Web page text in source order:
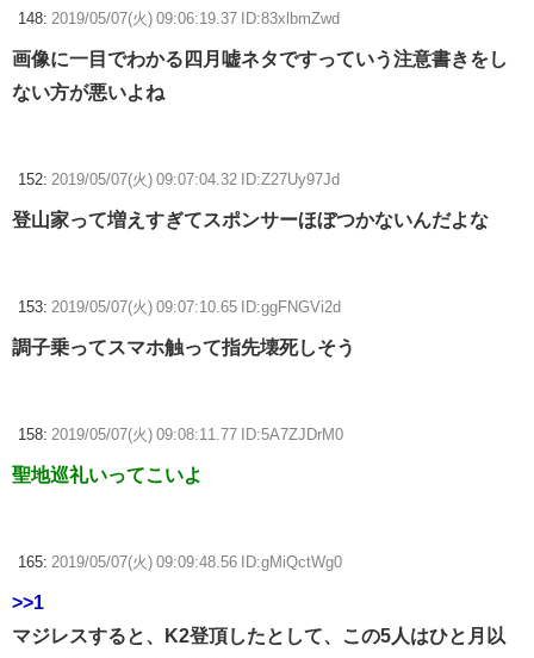
148: 2019/05/07(火) 09:06:19.37 ID:83xlbmZwd
画像に一目でわかる四月嘘ネタですっていう注意書きをし
ない方が悪いよね
152: 2019/05/07(火) 09:07:04.32 ID:Z27Uy97Jd
登山家って増えすぎてスポンサーほぼつかないんだよな
153: 2019/05/07(火) 09:07:10.65 ID:ggFNGVi2d
調子乗ってスマホ触って指先壊死しそう
158: 2019/05/07(火) 09:08:11.77 ID:5A7ZJDrM0
聖地巡礼いってこいよ
165: 2019/05/07(火) 09:09:48.56 ID:gMiQctWg0
>>1
マジレスすると、K2登頂したとして、この5人はひと月以